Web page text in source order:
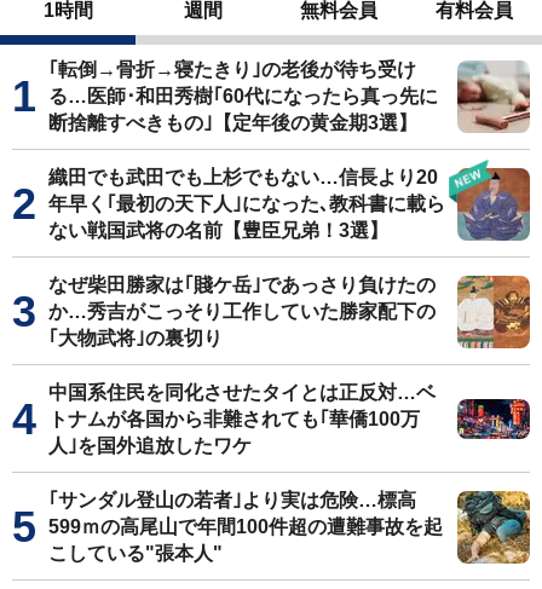
1時間 週間 無料会員 有料会員
｢転倒→骨折→寝たきり｣の老後が待ち受け
る…医師･和田秀樹｢60代になったら真っ先に
断捨離すべきもの｣【定年後の黄金期3選】
織田でも武田でも上杉でもない…信長より20
年早く｢最初の天下人｣になった､教科書に載ら
ない戦国武将の名前【豊臣兄弟！3選】
なぜ柴田勝家は｢賤ケ岳｣であっさり負けたの
か…秀吉がこっそり工作していた勝家配下の
｢大物武将｣の裏切り
中国系住民を同化させたタイとは正反対…ベ
トナムが各国から非難されても｢華僑100万
人｣を国外追放したワケ
｢サンダル登山の若者｣より実は危険…標高
599ｍの高尾山で年間100件超の遭難事故を起
こしている"張本人"